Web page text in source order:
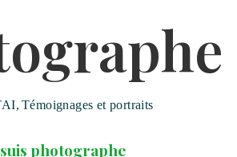
, Témoignages et portraits
photographe